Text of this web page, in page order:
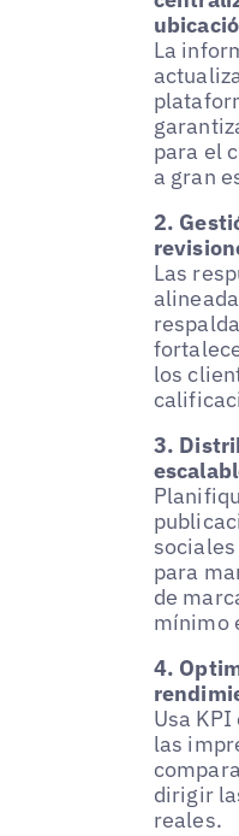
La
para el
a gran
2.
Las
los
3.
para
de
mínimo
4.
Usa
las
dirigir
reales.